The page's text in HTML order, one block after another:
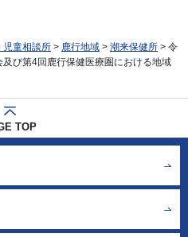
児童相談所 > 鹿行地域 > 潮来保健所 > 令
び第4回鹿行保健医療圏における地域
TOP